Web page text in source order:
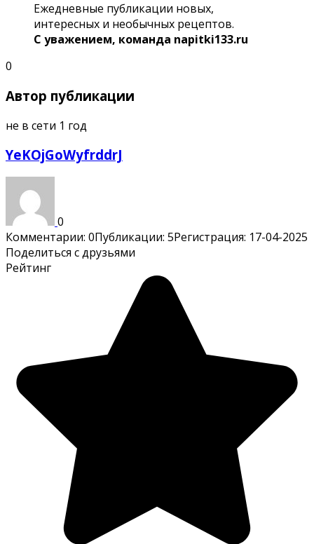
Ежедневные публикации новых,
интересных и необычных рецептов.
С уважением, команда napitki133.ru
0
Автор публикации
не в сети 1 год
YeKOjGoWyfrddrJ
0
Комментарии: 0Публикации: 5Регистрация: 17-04-2025
Поделиться с друзьями
Рейтинг